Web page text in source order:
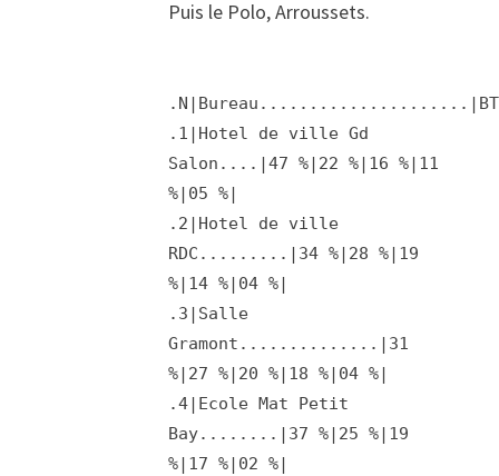
Puis le Polo, Arroussets.
.1|Hotel de ville Gd
Salon....|47 %|22 %|16 %|11
%|05 %|
.2|Hotel de ville
RDC.........|34 %|28 %|19
%|14 %|04 %|
.3|Salle
Gramont..............|31
%|27 %|20 %|18 %|04 %|
.4|Ecole Mat Petit
Bay........|37 %|25 %|19
%|17 %|02 %|